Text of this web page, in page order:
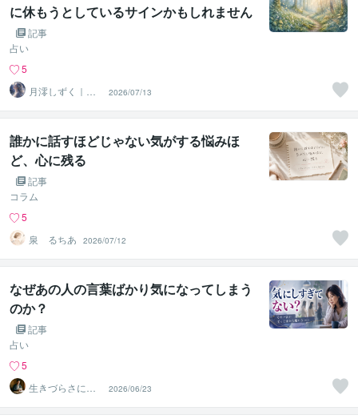
に休もうとしているサインかもしれません
記事
占い
5
月澪しずく｜魂
の道案内人
2026/07/13
誰かに話すほどじゃない気がする悩みほ
ど、心に残る
記事
コラム
5
泉 るちあ
2026/07/12
なぜあの人の言葉ばかり気になってしまう
のか？
記事
占い
5
生きづらさに寄
り添う九星気学
鑑定士
2026/06/23